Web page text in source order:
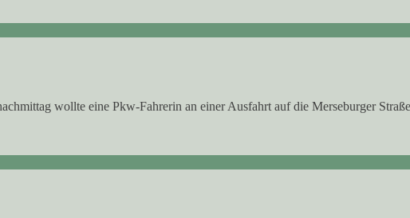
wollte eine Pkw-Fahrerin an einer Ausfahrt auf die Merseburger